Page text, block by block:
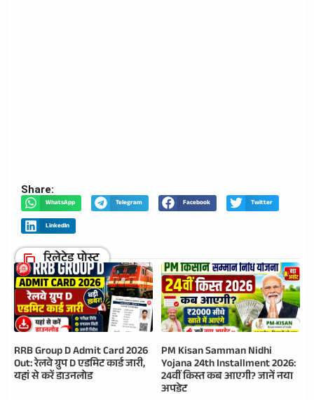
Share:
WhatsApp Telegram Facebook Twitter
LinkedIn
रिलेटेड पोस्ट
RRB Group D Admit Card 2026
Out: रेलवे ग्रुप D एडमिट कार्ड जारी,
यहां से करें डाउनलोड
PM Kisan Samman Nidhi
Yojana 24th Installment 2026:
24वीं किस्त कब आएगी? जानें नया
अपडेट